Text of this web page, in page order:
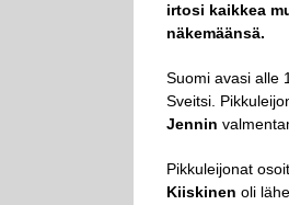
irtosi kaikkea
näkemäänsä.
Suomi avasi alle
Sveitsi.
Jennin
Pikkuleijonat
Kiiskinen oli